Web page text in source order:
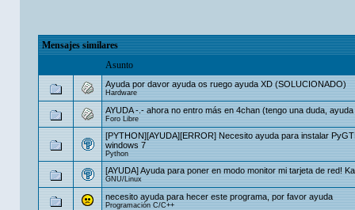
Mensajes similares
Asunto
Ayuda por davor ayuda os ruego ayuda XD (SOLUCIONADO)
Hardware
AYUDA -.- ahora no entro más en 4chan (tengo una duda,
Foro Libre
[PYTHON][AYUDA][ERROR] Necesito ayuda para instalar
windows 7
Python
[AYUDA] Ayuda para poner en modo monitor mi tarjeta de red!
GNU/Linux
necesito ayuda para hecer este programa, por favor ayuda
Programación C/C++